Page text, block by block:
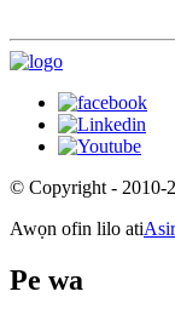
© Copyright - 2010-
Awọn ofin lilo ati
Pe wa